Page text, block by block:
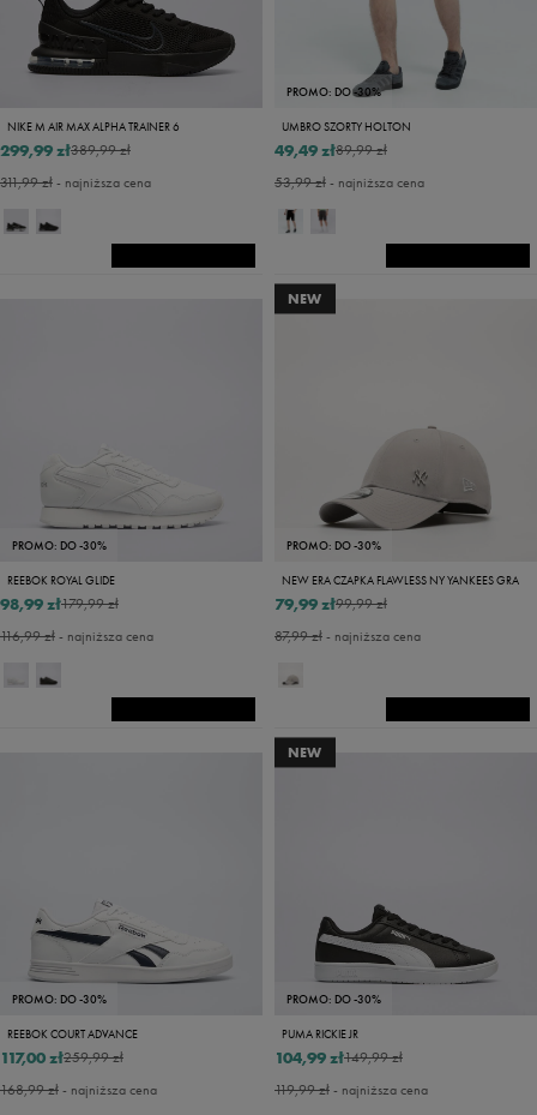
NIKE M AIR MAX ALPHA TRAINER 6
389,99 zł
299,99 zł
311,99 zł- najniższa cena
PROMO: DO -30%
UMBRO SZORTY HOLTON
89,99 zł
49,49 zł
53,99 zł- najniższa cena
PROMO: DO -30%
REEBOK ROYAL GLIDE
179,99 zł
98,99 zł
116,99 zł- najniższa cena
NEW
PROMO: DO -30%
NEW ERA CZAPKA FLAWLESS NY YANKEES GRA
99,99 zł
79,99 zł
87,99 zł- najniższa cena
PROMO: DO -30%
REEBOK COURT ADVANCE
259,99 zł
117,00 zł
168,99 zł- najniższa cena
NEW
PROMO: DO -30%
PUMA RICKIE JR
149,99 zł
104,99 zł
119,99 zł- najniższa cena